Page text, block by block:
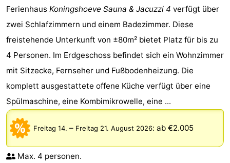
Ferienhaus Koningshoeve Sauna & Jacuzzi 4 verfügt über
zwei Schlafzimmern und einem Badezimmer. Diese
freistehende Unterkunft von ±80m² bietet Platz für bis zu
4 Personen. Im Erdgeschoss befindet sich ein Wohnzimmer
mit Sitzecke, Fernseher und Fußbodenheizung. Die
komplett ausgestattete offene Küche verfügt über eine
Spülmaschine, eine Kombimikrowelle, eine ...
Freitag 14. – Freitag 21. August 2026: ab €2.005
Max. 4 personen.